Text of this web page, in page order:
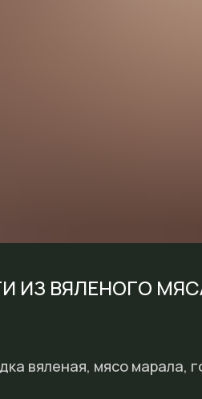
ИЗ ВЯЛЕНОГО
вяленая, мясо марала,